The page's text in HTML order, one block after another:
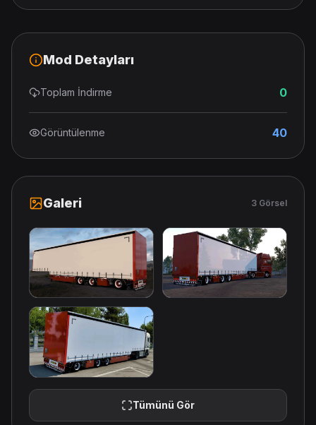
Mod Detayları
Toplam İndirme 0
Görüntülenme 40
Galeri 3 Görsel
Tümünü Gör